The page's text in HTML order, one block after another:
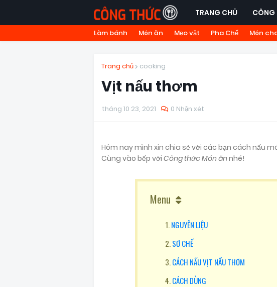
TRANG CHỦ CÔNG
Làm bánh Món ăn Mẹo vặt Pha Chế Món
Trang chủ cooking
Vịt nấu thơm
tháng 10 23, 2021 0 Nhận xét
Hôm nay mình xin chia sẻ với các bạn cách nấu
Cùng vào bếp với Công thức Món ănnhé!
Menu
NGUYÊN LIỆU
SƠ CHẾ
CÁCH NẤU VỊT NẤU THƠM
CÁCH DÙNG